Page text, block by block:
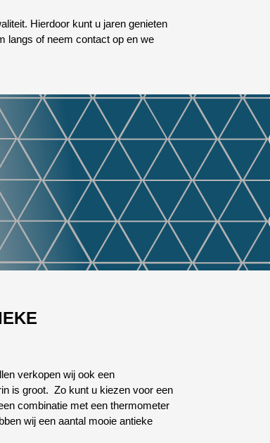
Hierdoor kunt u jaren genieten
langs of neem contact op en we
verkopen wij ook een
is groot. Zo kunt u kiezen voor een
combinatie met een thermometer
wij een aantal mooie antieke